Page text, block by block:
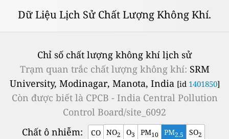
Dữ Liệu Lịch Sử Chất Lượng Không Khí.
Chỉ số chất lượng không khí lịch sử
Trạm quan trắc chất lượng không khí: SRM
University, Modinagar, Manota, India [id 1401850]
Còn được biết làCPCB - India Central Pollution
Control Board/site_6092
Chất ô nhiễm:
CO NO2 O3 PM10 PM2.5 SO2